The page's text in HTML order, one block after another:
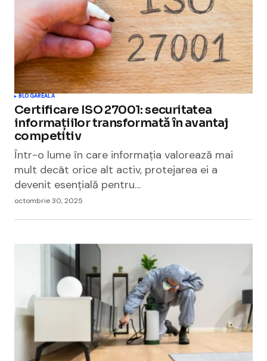
BLOGAREALA
Certificare ISO 27001: securitatea
informațiilor transformată în avantaj
competitiv
Într-o lume în care informația valorează mai
mult decât orice alt activ, protejarea ei a
devenit esențială pentru…
octombrie 30, 2025